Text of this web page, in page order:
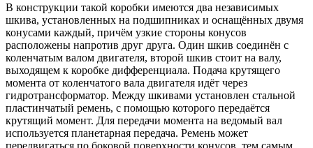
В конструкции такой коробки имеются два независимых
шкива, установленных на подшипниках и оснащённых двумя
конусами каждый, причём узкие стороны конусов
расположены напротив друг друга. Один шкив соединён с
коленчатым валом двигателя, второй шкив стоит на валу,
выходящем к коробке дифференциала. Подача крутящего
момента от коленчатого вала двигателя идёт через
гидротрансформатор. Между шкивами установлен стальной
пластинчатый ремень, с помощью которого передаётся
крутящий момент. Для передачи момента на ведомый вал
используется планетарная передача. Ремень может
передвигаться по боковой поверхности конусов, тем самым